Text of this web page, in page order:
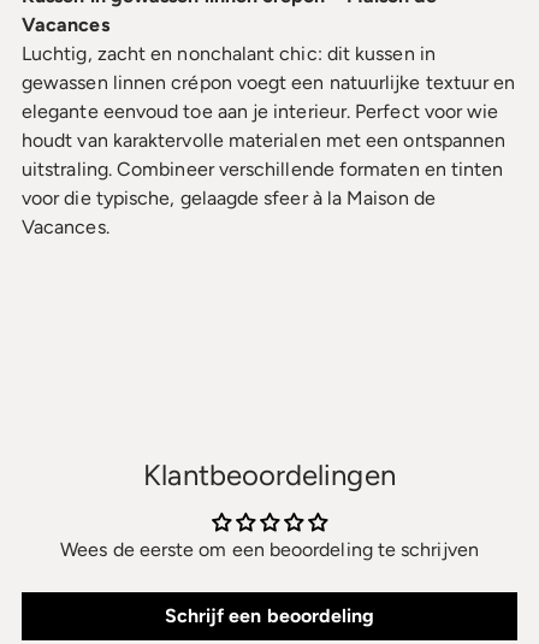
produit
à
votre
panier
Vacances
Luchtig, zacht en nonchalant chic: dit kussen in
gewassen linnen crépon voegt een natuurlijke textuur en
elegante eenvoud toe aan je interieur. Perfect voor wie
houdt van karaktervolle materialen met een ontspannen
uitstraling. Combineer verschillende formaten en tinten
voor die typische, gelaagde sfeer à la Maison de
Vacances.
Klantbeoordelingen
Wees de eerste om een beoordeling te schrijven
Schrijf een beoordeling